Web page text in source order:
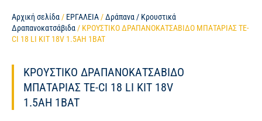
Αρχική σελίδα / ΕΡΓΑΛΕΙΑ /Δράπανα / Κρουστικά
Δραπανοκατσάβιδα / ΚΡΟΥΣΤΙΚΟ ΔΡΑΠΑΝΟΚΑΤΣΑΒΙΔΟ ΜΠΑΤΑΡΙΑΣ TE-
CΙ 18 LI KIT 18V 1.5AH 1BAT
ΚΡΟΥΣΤΙΚΟ ΔΡΑΠΑΝΟΚΑΤΣΑΒΙΔΟ
ΜΠΑΤΑΡΙΑΣ TE-CΙ 18 LI KIT 18V
1.5AH 1BAT